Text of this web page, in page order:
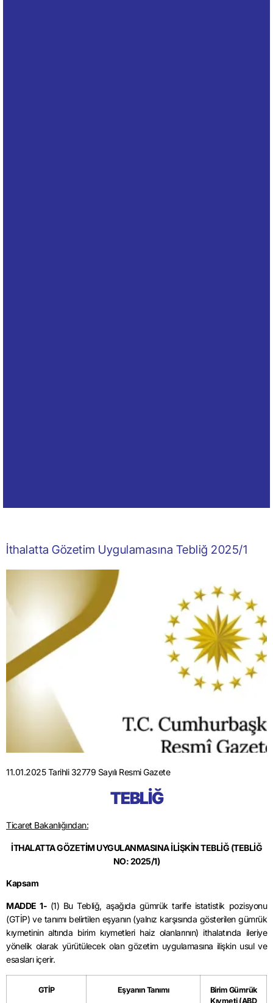
İthalatta Gözetim Uygulamasına Tebliğ 2025/1
11.01.2025 Tarihli 32779 Sayılı Resmi Gazete
TEBLİĞ
Ticaret Bakanlığından:
İTHALATTA GÖZETİM UYGULANMASINA İLİŞKİN TEBLİĞ (TEBLİĞ
NO: 2025/1)
Kapsam
MADDE 1- (1) Bu Tebliğ, aşağıda gümrük tarife istatistik pozisyonu
(GTİP) ve tanımı belirtilen eşyanın (yalnız karşısında gösterilen gümrük
kıymetinin altında birim kıymetleri haiz olanlarının) ithalatında ileriye
yönelik olarak yürütülecek olan gözetim uygulamasına ilişkin usul ve
esasları içerir.
GTİP Eşyanın Tanımı
Birim Gümrük
Kıymeti (ABD